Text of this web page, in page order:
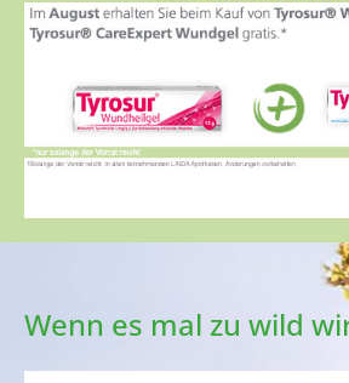
Wenn es mal zu wild